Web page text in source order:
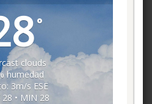
°
clouds
humedad
3m/s ESE
28 • MIN 28